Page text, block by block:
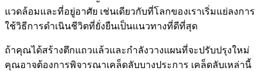
แวดล้อมและที่อยู่อาศัย เช่นเดียวกับที่โลกของเราเริ่มแย่ลงการ
ใช้วิธีการดำเนินชีวิตที่ยั่งยืนเป็นแนวทางที่ดีที่สุด
ถ้าคุณได้สร้างตึกแถวแล้วและกำลังวางแผนที่จะปรับปรุงใหม่
คุณอาจต้องการพิจารณาเคล็ดลับบางประการ เคล็ดลับเหล่านี้